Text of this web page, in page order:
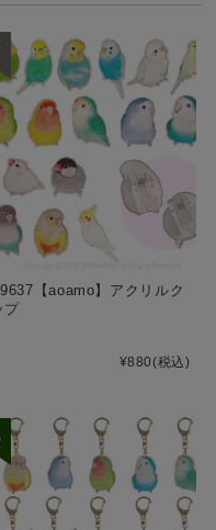
【aoamo】アクリルク
プ
¥880(税込)